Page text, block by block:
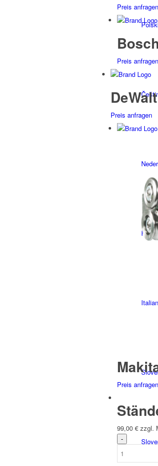
Preis anfragen
Preis anfragen
Preis anfragen
Preis anfragen
99,00 € zzgl.